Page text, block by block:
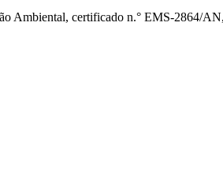
Ambiental, certificado n.° EMS-2864/